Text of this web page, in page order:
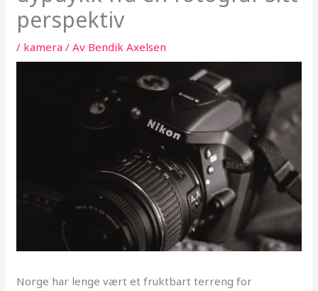
perspektiv
/ kamera / Av Bendik Axelsen
Norge har lenge vært et fruktbart terreng for